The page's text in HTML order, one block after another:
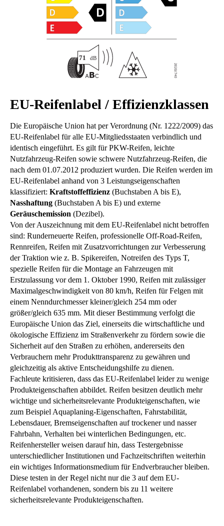
EU-Reifenlabel / Effizienzklassen
Die Europäische Union hat per Verordnung (Nr. 1222/2009) das
EU-Reifenlabel für alle EU-Mitgliedsstaaten verbindlich und
identisch eingeführt. Es gilt für PKW-Reifen, leichte
Nutzfahrzeug-Reifen sowie schwere Nutzfahrzeug-Reifen, die
nach dem 01.07.2012 produziert wurden. Die Reifen werden im
EU-Reifenlabel anhand von 3 Leistungseigenschaften
klassifiziert: Kraftstoffeffizienz (Buchstaben A bis E),
Nasshaftung (Buchstaben A bis E) und externe
Geräuschemission (Dezibel).
Von der Auszeichnung mit dem EU-Reifenlabel nicht betroffen
sind: Runderneuerte Reifen, professionelle Off-Road-Reifen,
Rennreifen, Reifen mit Zusatzvorrichtungen zur Verbesserung
der Traktion wie z. B. Spikereifen, Notreifen des Typs T,
spezielle Reifen für die Montage an Fahrzeugen mit
Erstzulassung vor dem 1. Oktober 1990, Reifen mit zulässiger
Maximalgeschwindigkeit von 80 km/h, Reifen für Felgen mit
einem Nenndurchmesser kleiner/gleich 254 mm oder
größer/gleich 635 mm. Mit dieser Bestimmung verfolgt die
Europäische Union das Ziel, einerseits die wirtschaftliche und
ökologische Effizienz im Straßenverkehr zu fördern sowie die
Sicherheit auf den Straßen zu erhöhen, andererseits den
Verbrauchern mehr Produkttransparenz zu gewähren und
gleichzeitig als aktive Entscheidungshilfe zu dienen.
Fachleute kritisieren, dass das EU-Reifenlabel leider zu wenige
Produkteigenschaften abbildet. Reifen besitzen deutlich mehr
wichtige und sicherheitsrelevante Produkteigenschaften, wie
zum Beispiel Aquaplaning-Eigenschaften, Fahrstabilität,
Lebensdauer, Bremseigenschaften auf trockener und nasser
Fahrbahn, Verhalten bei winterlichen Bedingungen, etc.
Reifenhersteller weisen darauf hin, dass Testergebnisse
unterschiedlicher Institutionen und Fachzeitschriften weiterhin
ein wichtiges Informationsmedium für Endverbraucher bleiben.
Diese testen in der Regel nicht nur die 3 auf dem EU-
Reifenlabel vorhandenen, sondern bis zu 11 weitere
sicherheitsrelevante Produkteigenschaften.